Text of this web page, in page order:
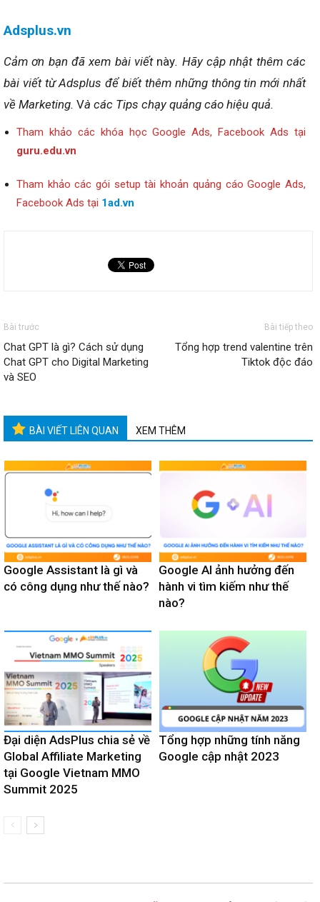
Adsplus.vn
Cảm ơn bạn đã xem bài viết này. Hãy cập nhật thêm các
bài viết từ Adsplus để biết thêm những thông tin mới nhất
về Marketing. Và các Tips chạy quảng cáo hiệu quả.
Tham khảo các khóa học Google Ads, Facebook Ads tại
guru.edu.vn
Tham khảo các gói setup tài khoản quảng cáo Google Ads,
Facebook Ads tại 1ad.vn
Bài trước
Chat GPT là gì? Cách sử dụng
Chat GPT cho Digital Marketing
và SEO
Bài tiếp theo
Tổng hợp trend valentine trên
Tiktok độc đáo
BÀI VIẾT LIÊN QUAN XEM THÊM
Google Assistant là gì và
có công dụng như thế nào?
Google AI ảnh hưởng đến
hành vi tìm kiếm như thế
nào?
Đại diện AdsPlus chia sẻ về
Global Affiliate Marketing
tại Google Vietnam MMO
Summit 2025
Tổng hợp những tính năng
Google cập nhật 2023